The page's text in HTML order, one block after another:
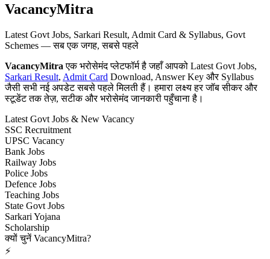
VacancyMitra
Latest Govt Jobs, Sarkari Result, Admit Card & Syllabus, Govt
Schemes — सब एक जगह, सबसे पहले
VacancyMitra एक भरोसेमंद प्लेटफॉर्म है जहाँ आपको Latest Govt Jobs,
Sarkari Result, Admit Card Download, Answer Key और Syllabus
जैसी सभी नई अपडेट सबसे पहले मिलती हैं। हमारा लक्ष्य हर जॉब सीकर और
स्टूडेंट तक तेज़, सटीक और भरोसेमंद जानकारी पहुँचाना है।
Latest Govt Jobs & New Vacancy
SSC Recruitment
UPSC Vacancy
Bank Jobs
Railway Jobs
Police Jobs
Defence Jobs
Teaching Jobs
State Govt Jobs
Sarkari Yojana
Scholarship
क्यों चुनें VacancyMitra?
⚡